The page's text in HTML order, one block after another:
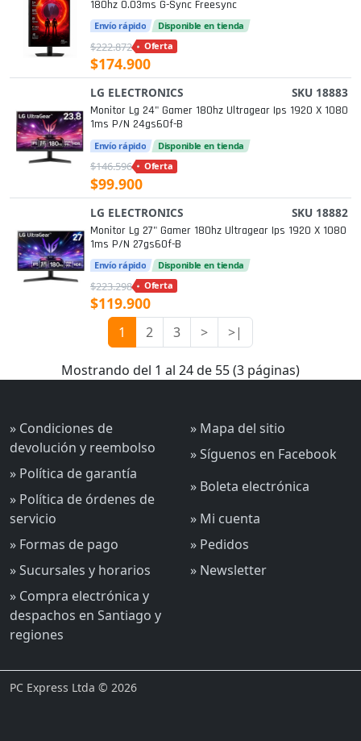
180hz 0.03ms G-Sync Freesync
Envío rápido Disponible en tienda
$222.872 Oferta
$174.900
LG ELECTRONICS SKU 18883
Monitor Lg 24" Gamer 180hz Ultragear Ips 1920 X 1080
1ms P/n 24gs60f-B
Envío rápido Disponible en tienda
$146.596 Oferta
$99.900
LG ELECTRONICS SKU 18882
Monitor Lg 27" Gamer 180hz Ultragear Ips 1920 X 1080
1ms P/n 27gs60f-B
Envío rápido Disponible en tienda
$223.298 Oferta
$119.900
1 2 3 > >|
Mostrando del 1 al 24 de 55 (3 páginas)
» Condiciones de
devolución y reembolso
» Política de garantía
» Política de órdenes de
servicio
» Formas de pago
» Sucursales y horarios
» Compra electrónica y
despachos en Santiago y
regiones
» Mapa del sitio
» Síguenos en Facebook
» Boleta electrónica
» Mi cuenta
» Pedidos
» Newsletter
PC Express Ltda © 2026